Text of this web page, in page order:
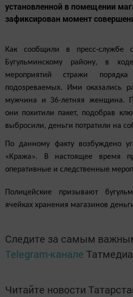
установленной в помещении
зафиксирован момент
Как сообщили в пресс-службе
Бугульминскому району, в
мероприятий стражи порядка
подозреваемых. Ими оказались
мужчина и 36-летняя женщина.
они похитили пакет, подобрав
выбросили, деньги потратили на
По данному факту возбуждено
«Кража». В настоящее время
оперативные и следственные
Полицейские призывают
ячейках хранения магазинов
Следите за самым
Telegram-канале Татмедиа
Читайте новости